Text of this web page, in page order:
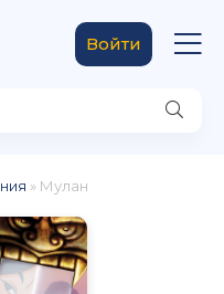
Войти
» Мулан